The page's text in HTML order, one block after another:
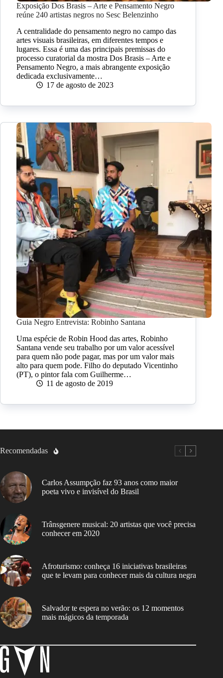
Exposição Dos Brasis – Arte e Pensamento Negro
reúne 240 artistas negros no Sesc Belenzinho
A centralidade do pensamento negro no campo das
artes visuais brasileiras, em diferentes tempos e
lugares. Essa é uma das principais premissas do
processo curatorial da mostra Dos Brasis – Arte e
Pensamento Negro, a mais abrangente exposição
dedicada exclusivamente…
17 de agosto de 2023
Guia Negro Entrevista: Robinho Santana
Uma espécie de Robin Hood das artes, Robinho
Santana vende seu trabalho por um valor acessível
para quem não pode pagar, mas por um valor mais
alto para quem pode. Filho do deputado Vicentinho
(PT), o pintor fala com Guilherme…
11 de agosto de 2019
Recomendadas
Carlos Assumpção faz 93 anos como maior
poeta vivo e invisível do Brasil
Trânsgenere musical: 20 artistas que você precisa
conhecer em 2020
Afroturismo: conheça 16 iniciativas brasileiras
que te levam para conhecer mais da cultura negra
Salvador te espera no verão: os 12 momentos
mais mágicos da temporada